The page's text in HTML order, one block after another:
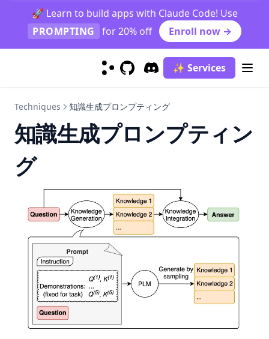
🚀 Learn to build apps with Claude Code! Use
PROMPTING
for 20% off Enroll now →
(opens in a new tab)
Discord
(opens in a new tab)
✨ Services
Techniques 知識生成プロンプティング
知識生成プロンプティン
グ